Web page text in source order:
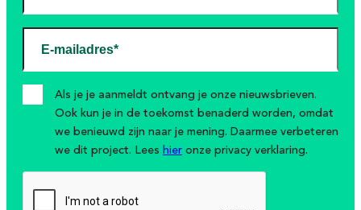
Als je je aanmeldt ontvang je onze nieuwsbrieven.
Ook kun je in de toekomst benaderd worden, omdat
we benieuwd zijn naar je mening. Daarmee verbeteren
we dit project. Lees hieronze privacy verklaring.